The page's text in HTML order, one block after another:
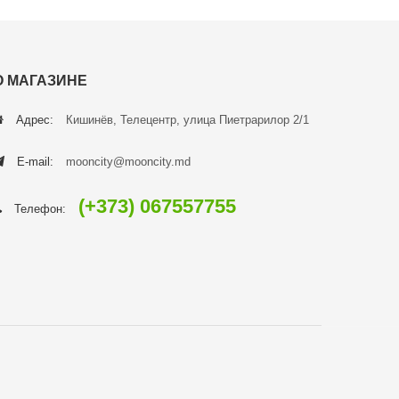
МАГАЗИНЕ
Адрес: Кишинёв, Телецентр, улица Пиетрарилор 2/1
E-mail: mooncity@mooncity.md
Телефон: (+373) 067557755